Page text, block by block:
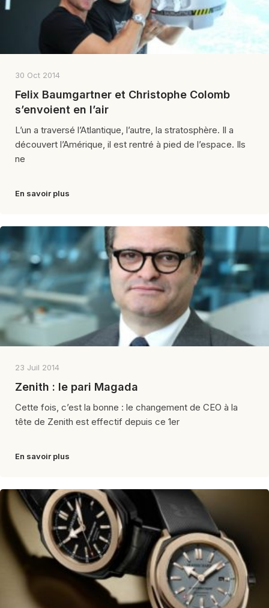
30 Oct 2014
Felix Baumgartner et Christophe Colomb
s’envoient en l’air
L’un a traversé l’Atlantique, l’autre, la stratosphère. Il a
découvert l’Amérique, il est rentré à pied de l’espace. Ils
ne
En savoir plus
23 Juil 2014
Zenith : le pari Magada
Cette fois, c’est la bonne : le changement de CEO à la
tête de Zenith est effectif depuis ce 1er
En savoir plus